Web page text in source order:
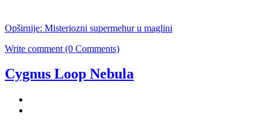
Opširnije: Misteriozni supermehur u maglini
Write comment (0 Comments)
Cygnus Loop Nebula